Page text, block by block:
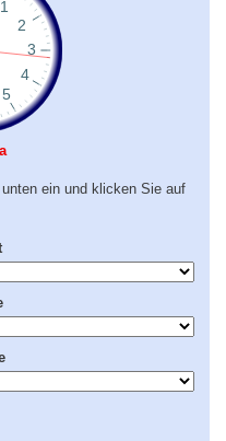
ein und klicken Sie auf